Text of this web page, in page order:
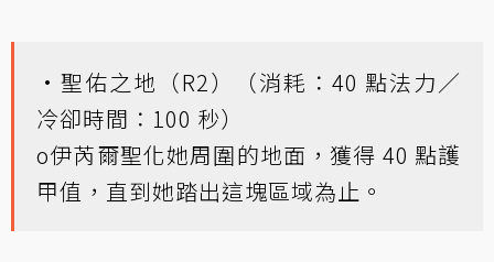
•聖佑之地（R2）（消耗：40 點法力／
冷卻時間：100 秒）
o伊芮爾聖化她周圍的地面，獲得 40 點護
甲值，直到她踏出這塊區域為止。